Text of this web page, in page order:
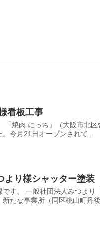
看板工事
「焼肉 にっち」（大阪市北
。今月21日オープンされて...
より様シャッター塗装
す。 一般社団法人みつより
新たな事業所（同区桃山町丹